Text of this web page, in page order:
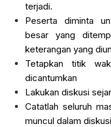
terjadi.
Peserta diminta
besar yang
keterangan yang
Tetapkan titik
dicantumkan
Lakukan diskusi
Catatlah seluruh
muncul dalam